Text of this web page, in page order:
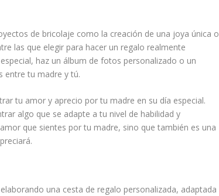
de bricolaje como la creación de una joya única o
las que elegir para hacer un regalo realmente
haz un álbum de fotos personalizado o un
entre tu madre y tú.
tu amor y aprecio por tu madre en su día especial.
algo que se adapte a tu nivel de habilidad y
que sientes por tu madre, sino que también es una
una cesta de regalo personalizada, adaptada